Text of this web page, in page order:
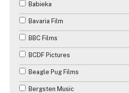
Babieka
Bavaria Film
BBC Films
BCDF Pictures
Beagle Pug Films
Bergsten Music